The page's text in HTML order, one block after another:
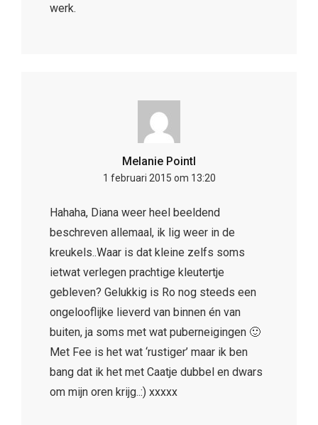
werk.
Melanie Pointl
1 februari 2015 om 13:20
Hahaha, Diana weer heel beeldend
beschreven allemaal, ik lig weer in de
kreukels..Waar is dat kleine zelfs soms
ietwat verlegen prachtige kleutertje
gebleven? Gelukkig is Ro nog steeds een
ongelooflijke lieverd van binnen én van
buiten, ja soms met wat puberneigingen 🙂
Met Fee is het wat ‘rustiger’ maar ik ben
bang dat ik het met Caatje dubbel en dwars
om mijn oren krijg..:) xxxxx